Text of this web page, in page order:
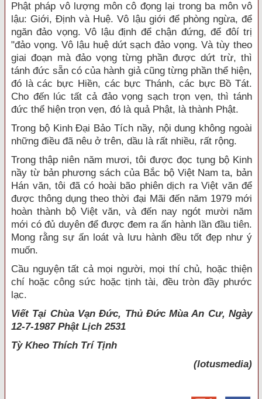
Phật pháp vô lượng môn cô đọng lại trong ba môn vô
lậu: Giới, Định và Huệ. Vô lậu giới để phòng ngừa, để
ngăn đảo vọng. Vô lậu định để chận đứng, để đôí trị
"đảo vọng. Vô lậu huệ dứt sạch đảo vọng. Và tùy theo
giai đoạn mà đảo vọng từng phần được dứt trừ, thì
tánh đức sẵn có của hành giả cũng từng phần thể hiện,
đó là các bực Hiền, các bực Thánh, các bực Bồ Tát.
Cho đến lúc tất cả đảo vọng sạch trọn vẹn, thì tánh
đức thể hiện trọn vẹn, đó là quả Phật, là thành Phật.
Trong bộ Kinh Đại Bảo Tích nầy, nội dung không ngoài
những điều đã nêu ở trên, dầu là rất nhiều, rất rộng.
Trong thập niên năm mươi, tôi được đọc tụng bộ Kinh
nầy từ bản phương sách của Bắc bộ Việt Nam ta, bản
Hán văn, tôi đã có hoài bão phiên dịch ra Việt văn để
được thông dụng theo thời đại Mãi đến năm 1979 mới
hoàn thành bộ Việt văn, và đến nay ngót mười năm
mới có đủ duyên để được đem ra ấn hành lần đầu tiên.
Mong rằng sự ấn loát và lưu hành đều tốt đẹp như ý
muốn.
Cầu nguyện tất cả mọi người, mọi thí chủ, hoặc thiện
chí hoặc công sức hoặc tịnh tài, đều tròn đầy phước
lạc.
Viết Tại Chùa Vạn Đức, Thủ Đức Mùa An Cư, Ngày
12-7-1987 Phật Lịch 2531
Tỳ Kheo Thích Trí Tịnh
(lotusmedia)